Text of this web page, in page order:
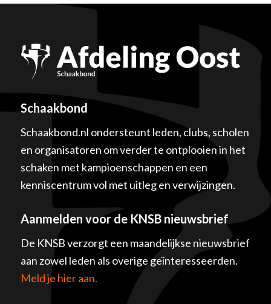
Schaakbond
Schaakbond.nl ondersteunt leden, clubs, scholen
en organisatoren om verder te ontplooien in het
schaken met kampioenschappen en een
kenniscentrum vol met uitleg en verwijzingen.
Aanmelden voor de KNSB nieuwsbrief
De KNSB verzorgt een maandelijkse nieuwsbrief
aan zowel leden als overige geïnteresseerden.
Meld je hier aan.